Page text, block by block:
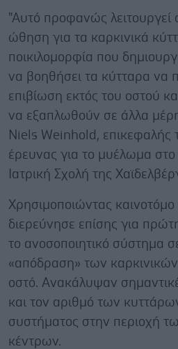
"Αυτό προφανώς λειτουργεί
ώθηση για τα καρκινικά
ποικιλομορφία που
να βοηθήσει τα κύτταρα να
επιβίωση εκτός του οστού
να εξαπλωθούν σε άλλα
Niels Weinhold, επικεφαλής
έρευνας για το μυέλωμα στο
Ιατρική Σχολή της
Χρησιμοποιώντας
διερεύνησε επίσης για
το ανοσοποιητικό σύστημα
«απόδραση» των
οστό. Ανακάλυψαν
και τον αριθμό των
συστήματος στην περιοχή
κέντρων.